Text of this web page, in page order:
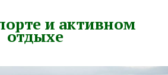
и активном
отдыхе